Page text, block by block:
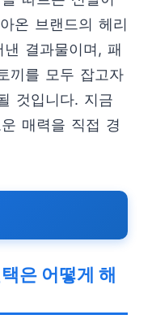
온 브랜드의 헤리
결과물이며, 패
끼를 모두 잡고자
것입니다. 지금
매력을 직접 경
은 어떻게 해